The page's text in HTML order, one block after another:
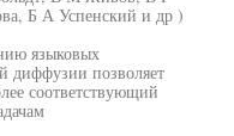
Б А Успенский и др )
языковых
диффузии позволяет
соответствующий